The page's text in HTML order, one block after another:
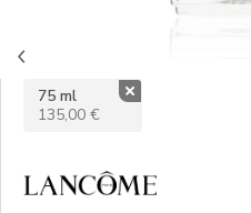
75 ml
135,00 €